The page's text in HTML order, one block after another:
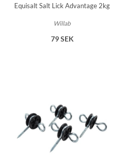
Equisalt Salt Lick Advantage 2kg
Willab
79 SEK